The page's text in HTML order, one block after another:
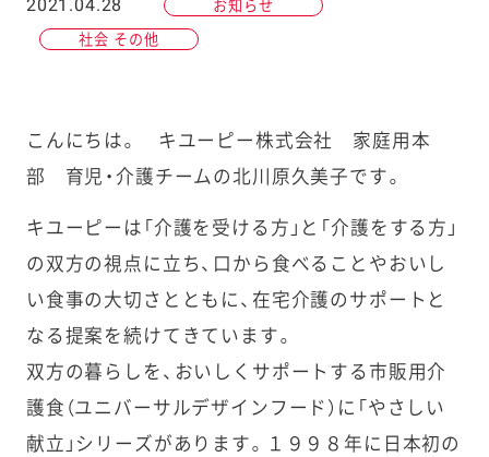
2021.04.28 お知らせ
社会 その他
こんにちは。 キユーピー株式会社 家庭用本
部 育児・介護チームの北川原久美子です。
キユーピーは「介護を受ける方」と「介護をする方」
の双方の視点に立ち、口から食べることやおいし
い食事の大切さとともに、在宅介護のサポートと
なる提案を続けてきています。
双方の暮らしを、おいしくサポートする市販用介
護食（ユニバーサルデザインフード）に「やさしい
献立」シリーズがあります。１９９８年に日本初の